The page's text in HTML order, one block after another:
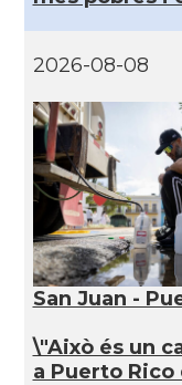
2026-08-08
San Juan -
\"Això és un
a Puerto